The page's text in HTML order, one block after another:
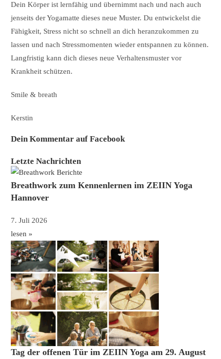
Dein Körper ist lernfähig und übernimmt nach und nach auch
jenseits der Yogamatte dieses neue Muster. Du entwickelst die
Fähigkeit, Stress nicht so schnell an dich heranzukommen zu
lassen und nach Stressmomenten wieder entspannen zu können.
Langfristig kann dich dieses neue Verhaltensmuster vor
Krankheit schützen.
Smile & breath
Kerstin
Dein Kommentar auf Facebook
Letzte Nachrichten
Breathwork zum Kennenlernen im ZEIIN Yoga
Hannover
7. Juli 2026
lesen »
Tag der offenen Tür im ZEIIN Yoga am 29. August